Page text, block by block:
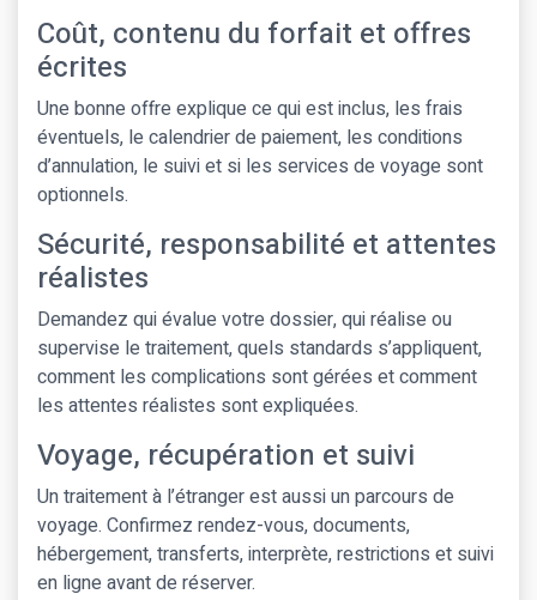
Coût, contenu du forfait et offres
écrites
Une bonne offre explique ce qui est inclus, les frais
éventuels, le calendrier de paiement, les conditions
d’annulation, le suivi et si les services de voyage sont
optionnels.
Sécurité, responsabilité et attentes
réalistes
Demandez qui évalue votre dossier, qui réalise ou
supervise le traitement, quels standards s’appliquent,
comment les complications sont gérées et comment
les attentes réalistes sont expliquées.
Voyage, récupération et suivi
Un traitement à l’étranger est aussi un parcours de
voyage. Confirmez rendez-vous, documents,
hébergement, transferts, interprète, restrictions et suivi
en ligne avant de réserver.